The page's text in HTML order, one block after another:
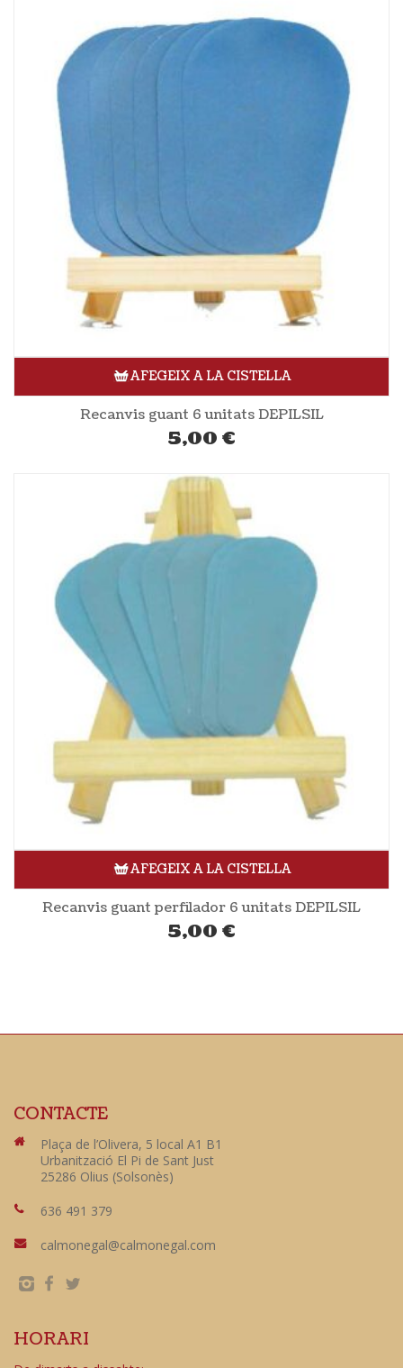
AFEGEIX A LA CISTELLA
Recanvis guant 6 unitats DEPILSIL
5,00 €
AFEGEIX A LA CISTELLA
Recanvis guant perfilador 6 unitats DEPILSIL
5,00 €
CONTACTE
Plaça de l’Olivera, 5 local A1 B1
Urbanització El Pi de Sant Just
25286 Olius (Solsonès)
636 491 379
calmonegal@calmonegal.com
HORARI